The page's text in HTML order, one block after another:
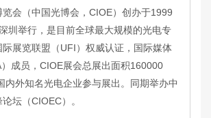
会（中国光博会，CIOE）创办于1999
圳举行，是目前全球最大规模的光电专
际展览联盟（UFI）权威认证，国际媒体
成员，CIOE展会总展出面积160000
内外知名光电企业参与展出。同期举办中
坛（CIOEC）。